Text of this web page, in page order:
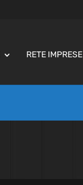
RETE IMPRESE